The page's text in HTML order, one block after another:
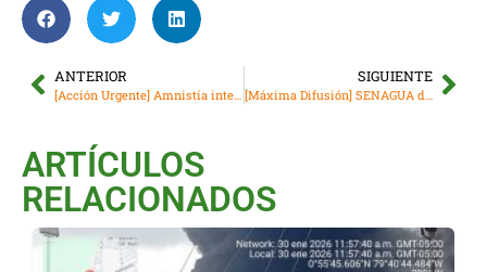
ANTERIOR
[Acción Urgente] Amnistía internacional habla frente agresión a Margoth Escobar
SIGUIENTE
[Máxima Difusión] SENAGUA declara cuenca hídrica protegida
ARTÍCULOS
RELACIONADOS